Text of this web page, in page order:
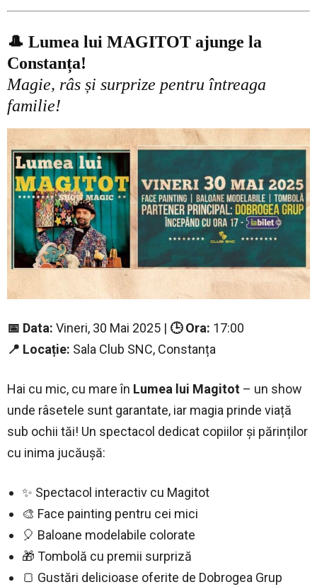
🎩 Lumea lui MAGITOT ajunge la
Constanța!
Magie, râs și surprize pentru întreaga
familie!
📅 Data: Vineri, 30 Mai 2025 | 🕒 Ora: 17:00
📍 Locație: Sala Club SNC, Constanța
Hai cu mic, cu mare în Lumea lui Magitot – un show
unde râsetele sunt garantate, iar magia prinde viață
sub ochii tăi! Un spectacol dedicat copiilor și părinților
cu inima jucăușă:
✨ Spectacol interactiv cu Magitot
🎨 Face painting pentru cei mici
🎈 Baloane modelabile colorate
🎁 Tombolă cu premii surpriză
🍞 Gustări delicioase oferite de Dobrogea Grup